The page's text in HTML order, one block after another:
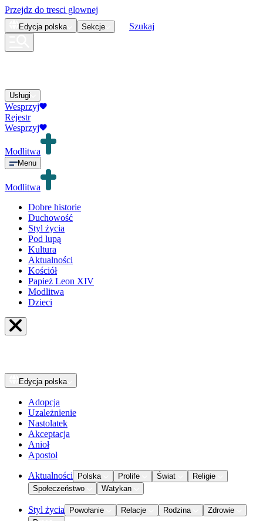
Przejdz do tresci glownej
Edycja polska Sekcje Szukaj
Usługi
Wesprzyj
Rejestr
Wesprzyj
Modlitwa
Menu
Modlitwa
Dobre historie
Duchowość
Styl życia
Pod lupą
Kultura
Aktualności
Kościół
Papież Leon XIV
Modlitwa
Dzieci
Edycja polska
Adopcja
Uzależnienie
Nastolatek
Akceptacja
Anioł
Apostoł
Aktualności Polska Prolife Świat
Religie
Społeczeństwo
Watykan
Styl życia Powołanie Relacje Rodzina
Zdrowie